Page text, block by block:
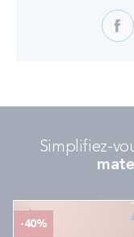
Simplifiez-
-40%